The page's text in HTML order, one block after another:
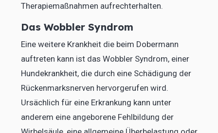
Therapiemaßnahmen aufrechterhalten.
Das Wobbler Syndrom
Eine weitere Krankheit die beim Dobermann
auftreten kann ist das Wobbler Syndrom, einer
Hundekrankheit, die durch eine Schädigung der
Rückenmarksnerven hervorgerufen wird.
Ursächlich für eine Erkrankung kann unter
anderem eine angeborene Fehlbildung der